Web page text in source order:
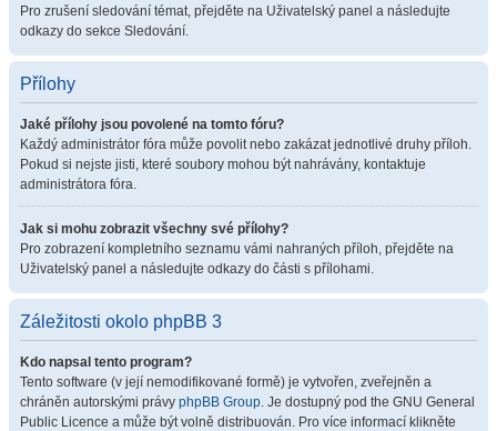
Pro zrušení sledování témat, přejděte na Uživatelský panel a následujte
odkazy do sekce Sledování.
Přílohy
Jaké přílohy jsou povolené na tomto fóru?
Každý administrátor fóra může povolit nebo zakázat jednotlivé druhy příloh.
Pokud si nejste jisti, které soubory mohou být nahrávány, kontaktuje
administrátora fóra.
Jak si mohu zobrazit všechny své přílohy?
Pro zobrazení kompletního seznamu vámi nahraných příloh, přejděte na
Uživatelský panel a následujte odkazy do části s přílohami.
Záležitosti okolo phpBB 3
Kdo napsal tento program?
Tento software (v její nemodifikované formě) je vytvořen, zveřejněn a
chráněn autorskými právy phpBB Group. Je dostupný pod the GNU General
Public Licence a může být volně distribuován. Pro více informací klikněte